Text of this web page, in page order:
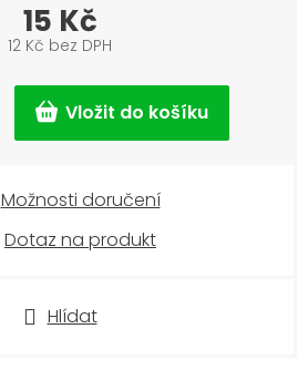
Hlídat
15 Kč
12 Kč bez DPH
cena:
Možnosti doručení
Dotaz na produkt